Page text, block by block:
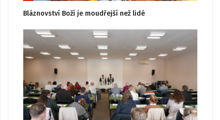
Bláznovství Boží je moudřejší než lidé